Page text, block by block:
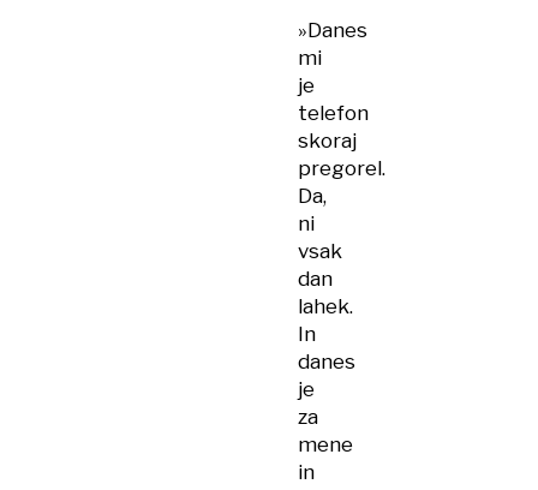
»Danes
mi
je
telefon
skoraj
pregorel.
Da,
ni
vsak
dan
lahek.
In
danes
je
za
mene
in